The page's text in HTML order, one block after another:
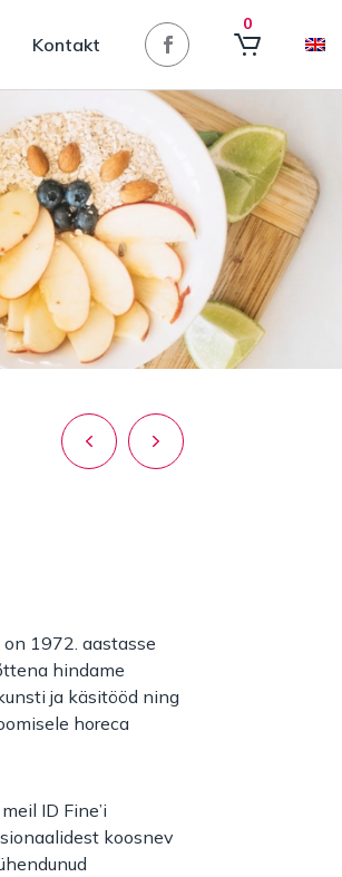
Kontakt
0
1972. aastasse
hindame
ja käsitööd ning
horeca
ID Fine’i
koosnev